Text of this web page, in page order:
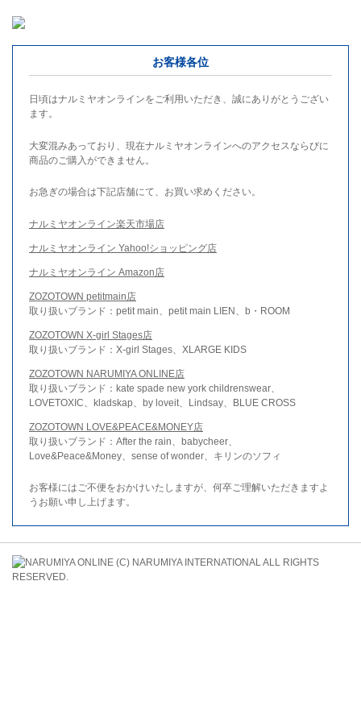
お客様各位
日頃はナルミヤオンラインをご利用いただき、誠にありがとうござい
ます。
大変混みあっており、現在ナルミヤオンラインへのアクセスならびに
商品のご購入ができません。
お急ぎの場合は下記店舗にて、お買い求めください。
ナルミヤオンライン楽天市場店
ナルミヤオンライン Yahoo!ショッピング店
ナルミヤオンライン Amazon店
ZOZOTOWN petitmain店
取り扱いブランド：petit main、petit main LIEN、b・ROOM
ZOZOTOWN X-girl Stages店
取り扱いブランド：X-girl Stages、XLARGE KIDS
ZOZOTOWN NARUMIYA ONLINE店
取り扱いブランド：kate spade new york childrenswear、
LOVETOXIC、kladskap、by loveit、Lindsay、BLUE CROSS
ZOZOTOWN LOVE&PEACE&MONEY店
取り扱いブランド：After the rain、babycheer、
Love&Peace&Money、sense of wonder、キリンのソフィ
お客様にはご不便をおかけいたしますが、何卒ご理解いただきますよ
うお願い申し上げます。